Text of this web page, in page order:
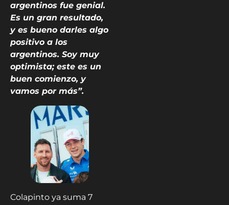
argentinos fue genial.
Es un gran resultado,
y es bueno darles algo
positivo a los
argentinos. Soy muy
optimista; este es un
buen comienzo, y
vamos por más”.
Colapinto ya suma 7